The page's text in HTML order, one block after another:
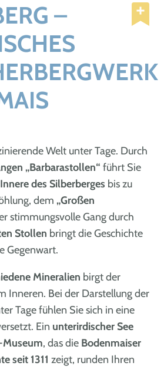
–
Welt unter Tage. Durch
„Barbarastollen“ führt Sie
Innere des Silberberges bis zu
dem „Großen
stimmungsvolle Gang durch
Stollen bringt die Geschichte
Gegenwart.
Mineralien birgt der
Inneren. Bei der Darstellung der
Tage fühlen Sie sich in eine
Ein unterirdischer See
Museum, das die Bodenmaiser
seit 1311 zeigt, runden Ihren